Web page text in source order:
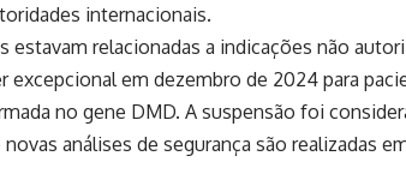
internacionais.
estavam relacionadas a indicações não
em dezembro de 2024 para
no gene DMD. A suspensão foi
análises de segurança são realizadas